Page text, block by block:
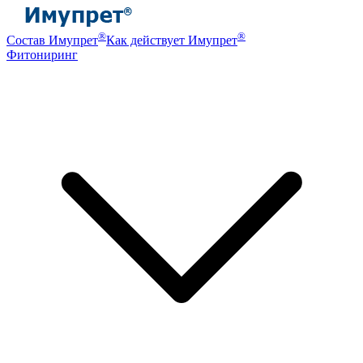
Состав Имупрет®Как действует Имупрет®
Фитониринг